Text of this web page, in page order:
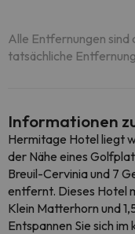
Alle Entfernungen sind
tatsächliche
Informationen
Hermitage Hotel liegt
der Nähe eines
Breuil-Cervinia und 7
entfernt. Dieses Hotel
Klein Matterhorn und
Entspannen Sie sich